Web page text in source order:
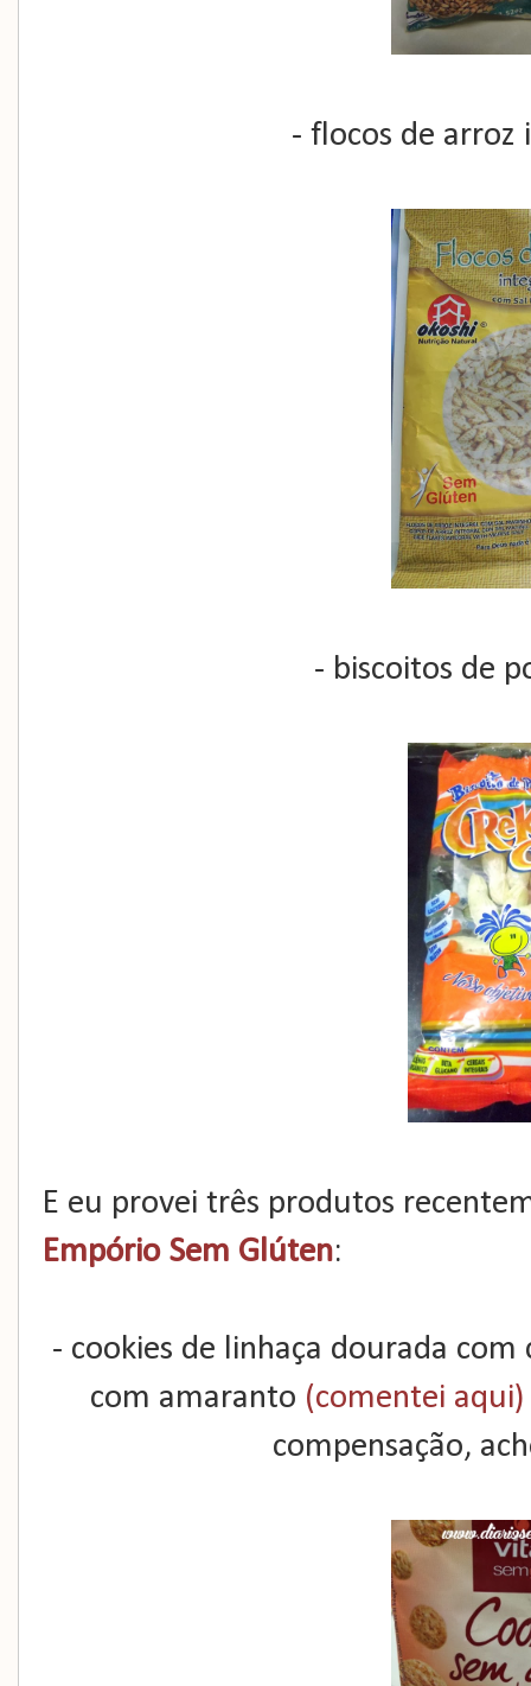
- flocos de
- biscoitos de
E eu provei três produtos
Empório Sem Glúten:
- cookies de linhaça dourada com
com amaranto (comentei aqui)
compensação,